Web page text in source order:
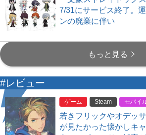
7/31にサービス終了。
ンの廃業に伴い
もっと見る
#レビュー
ゲーム Steam モバイ
若きフリックやオデッ
が見たかった懐かしキ